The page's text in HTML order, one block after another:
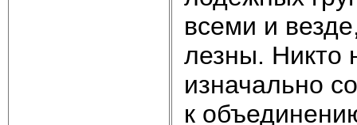
все­ми и
лез­ны. Ни­кто
из­на­чаль­но
к